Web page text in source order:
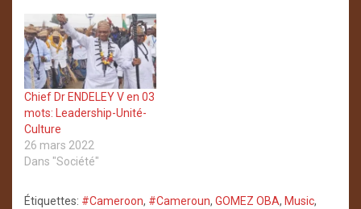
Chief Dr ENDELEY V en 03
mots: Leadership-Unité-
Culture
26 mars 2022
Dans "Société"
Étiquettes: #Cameroon, #Cameroun, GOMEZ OBA, Music,